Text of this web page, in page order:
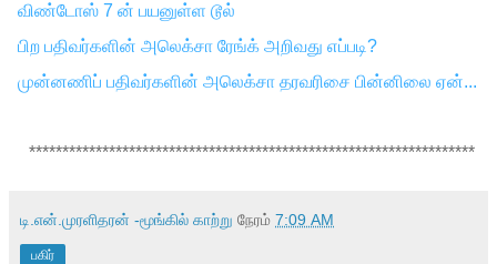
விண்டோஸ் 7 ன் பயனுள்ள டூல்
பிற பதிவர்களின் அலெக்சா ரேங்க் அறிவது எப்படி?
முன்னணிப் பதிவர்களின் அலெக்சா தரவரிசை பின்னிலை ஏன்...
*******************************************************************
டி.என்.முரளிதரன் -மூங்கில் காற்று நேரம் 7:09 AM
பகிர்